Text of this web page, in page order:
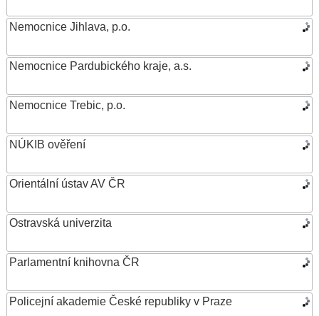
Nemocnice Jihlava, p.o.
Nemocnice Pardubického kraje, a.s.
Nemocnice Trebic, p.o.
NÚKIB ověření
Orientální ústav AV ČR
Ostravská univerzita
Parlamentní knihovna ČR
Policejní akademie České republiky v Praze